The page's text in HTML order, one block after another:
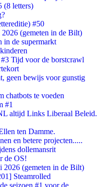
(8 letters)
#50
(gemeten in de Bilt)
in de supermarkt
Tijd voor de borstcrawl
geen bewijs voor gunstig
chatbots te voeden
#1
altijd Links Liberaal Beleid.
ten Damme.
en betere projecten.....
dollemansrit
de OS!
2026 (gemeten in de Bilt)
Steamrolled
seizoen #1 voor de